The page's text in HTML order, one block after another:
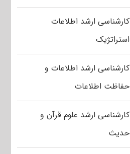
کارشناسی ارشد اطلاعات
استراتژیک
کارشناسی ارشد اطلاعات و
حفاظت اطلاعات
کارشناسی ارشد علوم قرآن و
حدیث